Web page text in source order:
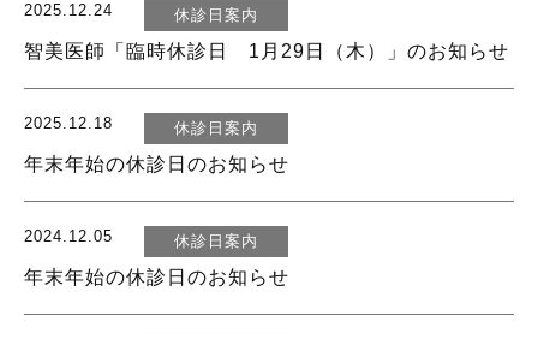
2025.12.24 休診日案内
智美医師「臨時休診日 1月29日（木）」のお知らせ
2025.12.18 休診日案内
年末年始の休診日のお知らせ
2024.12.05 休診日案内
年末年始の休診日のお知らせ